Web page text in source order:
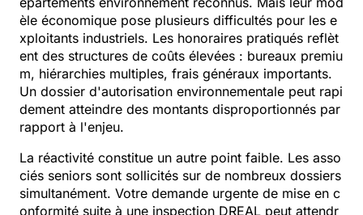
èle économique pose plusieurs difficultés pour les e
xploitants industriels. Les honoraires pratiqués reflèt
ent des structures de coûts élevées : bureaux premiu
m, hiérarchies multiples, frais généraux importants.
Un dossier d'autorisation environnementale peut rapi
dement atteindre des montants disproportionnés par
rapport à l'enjeu.
La réactivité constitue un autre point faible. Les asso
ciés seniors sont sollicités sur de nombreux dossiers
simultanément. Votre demande urgente de mise en c
onformité suite à une inspection DREAL peut attendr